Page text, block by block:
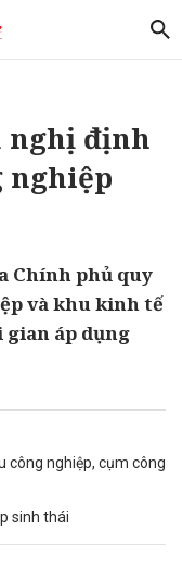
nghị định
nghiệp
Chính phủ quy
và khu kinh tế
gian áp dụng
công nghiệp, cụm công
sinh thái